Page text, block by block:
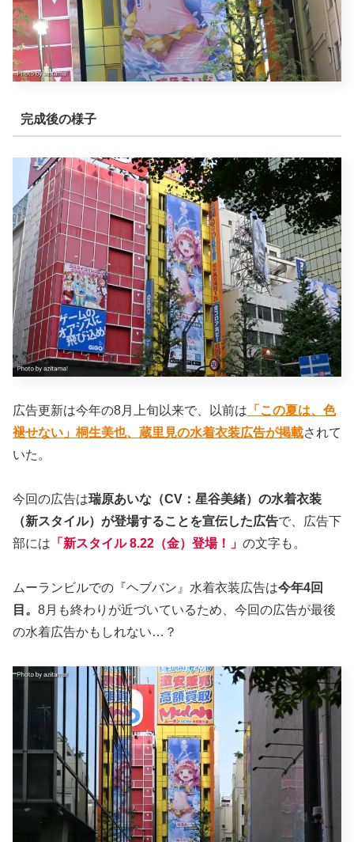
完成後の様子
広告更新は今年の8月上旬以来で、以前は 「この夏は、色
褪せない」桐生美也、蔵里見の水着衣装広告が掲載されて
いた。
今回の広告は瑞原あいな（CV：星谷美緒）の水着衣装
（新スタイル）が登場することを宣伝した広告で、広告下
部には 「新スタイル 8.22（金）登場！」 の文字も。
ムーランビルでの『ヘブバン』水着衣装広告は今年4回
目。 8月も終わりが近づいているため、今回の広告が最後
の水着広告かもしれない…？